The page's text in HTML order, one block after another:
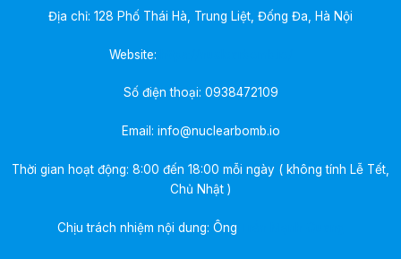
Địa chỉ: 128 Phố Thái Hà, Trung Liệt, Đống Đa, Hà Nội
Website:
Số điện thoại: 0938472109
Email: info@nuclearbomb.io
Thời gian hoạt động: 8:00 đến 18:00 mỗi ngày ( không tính Lễ Tết,
Chủ Nhật )
Chịu trách nhiệm nội dung: Ông